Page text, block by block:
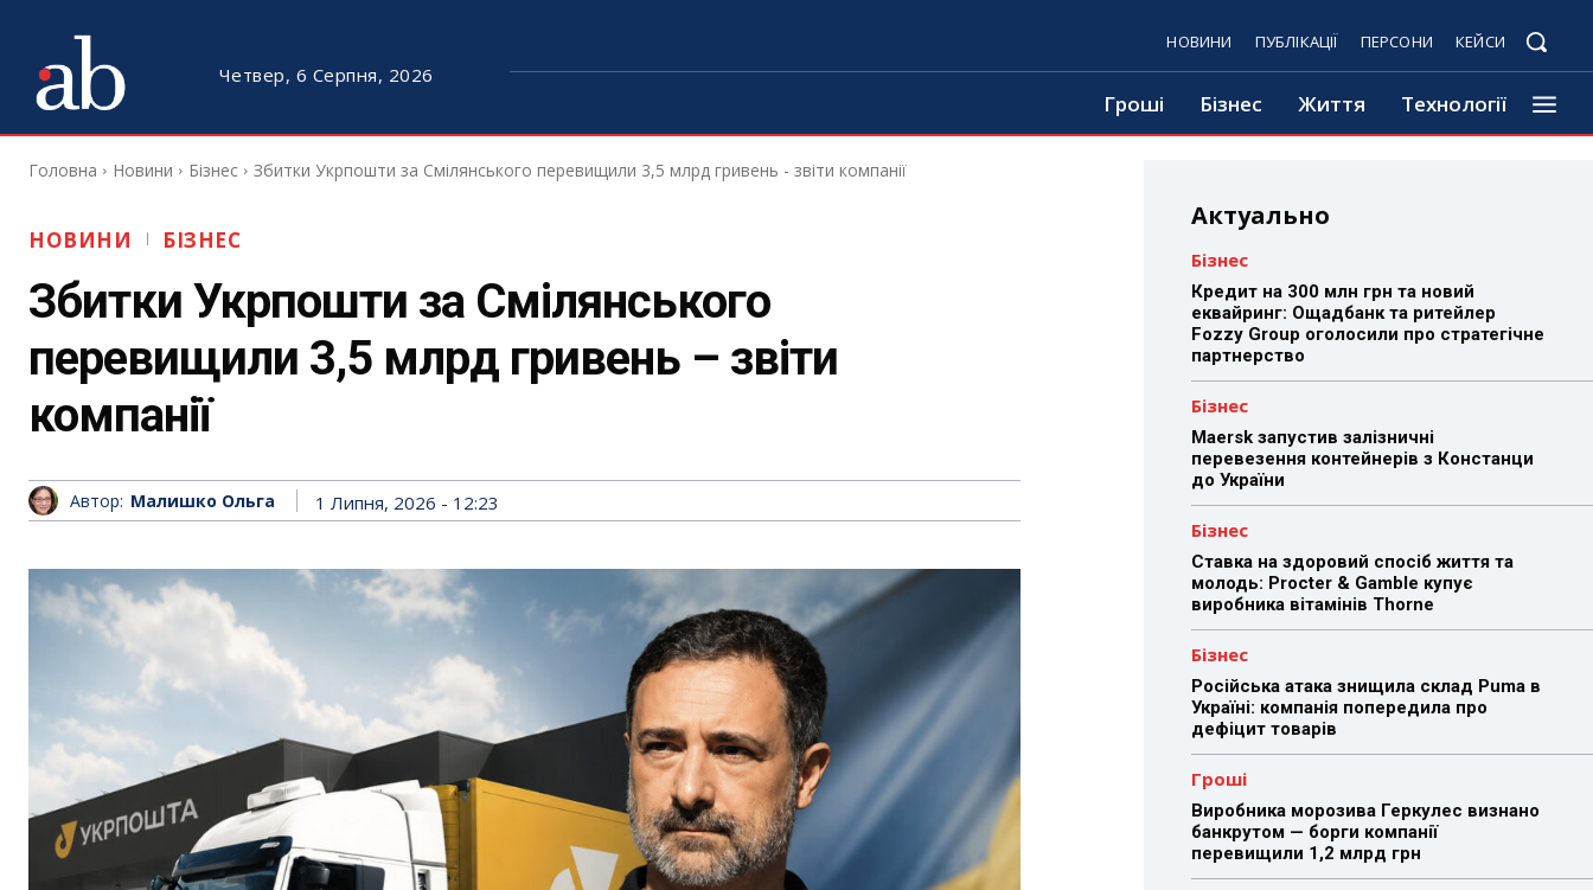
Четвер, 6 Серпня, 2026
НОВИНИ ПУБЛІКАЦІЇ ПЕРСОНИ КЕЙСИ
Гроші Бізнес Життя Технології
Головна Новини Бізнес Збитки Укрпошти за Смілянського перевищили 3,5 млрд гривень - звіти компанії
НОВИНИ БІЗНЕС
Збитки Укрпошти за Смілянського
перевищили 3,5 млрд гривень – звіти
компанії
Автор: Малишко Ольга 1 Липня, 2026 - 12:23
Актуально
Бізнес
Кредит на 300 млн грн та новий
еквайринг: Ощадбанк та ритейлер
Fozzy Group оголосили про стратегічне
партнерство
Бізнес
Maersk запустив залізничні
перевезення контейнерів з Констанци
до України
Бізнес
Ставка на здоровий спосіб життя та
молодь: Procter & Gamble купує
виробника вітамінів Thorne
Бізнес
Російська атака знищила склад Puma в
Україні: компанія попередила про
дефіцит товарів
Гроші
Виробника морозива Геркулес визнано
банкрутом — борги компанії
перевищили 1,2 млрд грн